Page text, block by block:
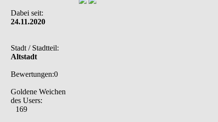
Dabei seit:
24.11.2020
Stadt / Stadtteil:
Altstadt
Bewertungen:0
Goldene Weichen
des Users:
169